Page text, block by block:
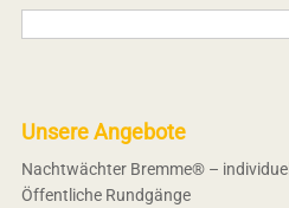
Unsere Angebote
Nachtwächter Bremme® – individuell
Öffentliche Rundgänge